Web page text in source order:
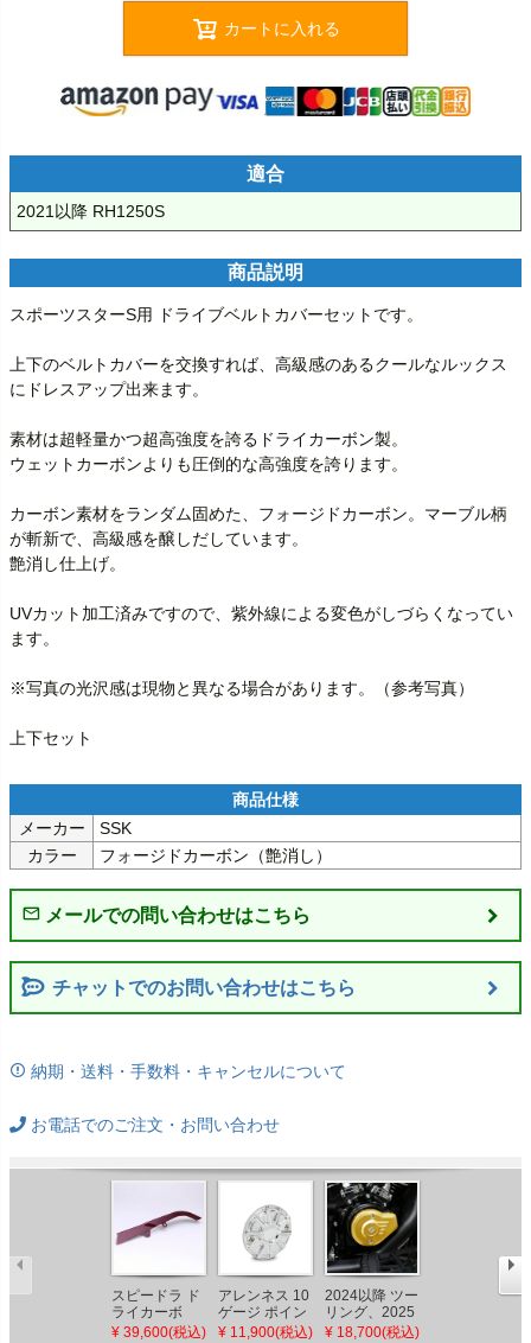
カートに入れる
適合
2021以降 RH1250S
商品説明
スポーツスターS用 ドライブベルトカバーセットです。
上下のベルトカバーを交換すれば、高級感のあるクールなルックス
にドレスアップ出来ます。
素材は超軽量かつ超高強度を誇るドライカーボン製。
ウェットカーボンよりも圧倒的な高強度を誇ります。
カーボン素材をランダム固めた、フォージドカーボン。マーブル柄
が斬新で、高級感を醸しだしています。
艶消し仕上げ。
UVカット加工済みですので、紫外線による変色がしづらくなってい
ます。
※写真の光沢感は現物と異なる場合があります。（参考写真）
上下セット
メーカー
SSK
カラー
フォージドカーボン（艶消し）
チャットでのお問い合わせはこちら
納期・送料・手数料・キャンセルについて
お電話でのご注文・お問い合わせ
スピードラ ド
ライカーボ
ン・ベルトガ
¥ 39,600(税込)
アレンネス 10
ゲージ ポイン
トカバー クロ
¥ 11,900(税込)
2024以降 ツー
リング、2025
以降 ソフテイ
¥ 18,700(税込)
オリジナルガ